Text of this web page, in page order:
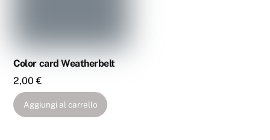
Color card Weatherbelt
2,00€
Aggiungi al carrello